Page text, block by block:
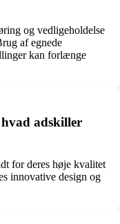
og vedligeholdelse
af egnede
kan forlænge
adskiller
for deres høje kvalitet
innovative design og